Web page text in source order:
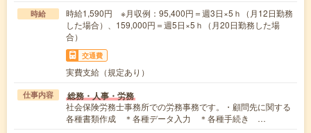
時給
時給1,590円 ※月収例：95,400円＝週3日×5ｈ（月12日勤務
した場合）、159,000円＝週5日×5ｈ（月20日勤務した場
合）
交通費
実費支給（規定あり）
仕事内容 総務・人事・労務
社会保険労務士事務所での労務事務です。・顧問先に関する
各種書類作成 ＊各種データ入力 ＊各種手続き …